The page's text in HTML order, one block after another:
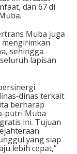
dan 67 di
Muba juga
mengirimkan
sehingga
lapisan
dinas terkait
berharap
putri Muba
ini. Tujuan
yang siap
lebih cepat,”